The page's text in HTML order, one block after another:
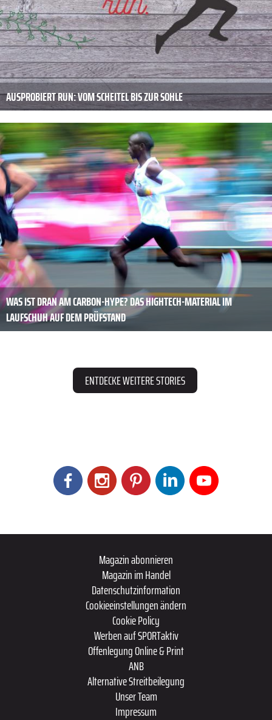
AUSPROBIERT RUN: VOM SCHEITEL BIS ZUR SOHLE
WAS IST DRAN AM CARBON-HYPE? DAS HIGHTECH-MATERIAL IM
LAUFSCHUH AUF DEM PRÜFSTAND
ENTDECKE WEITERE STORIES
Magazin abonnieren
Magazin im Handel
Datenschutzinformation
Cookieeinstellungen ändern
Cookie Policy
Werben auf SPORTaktiv
Offenlegung Online & Print
ANB
Alternative Streitbeilegung
Unser Team
Impressum